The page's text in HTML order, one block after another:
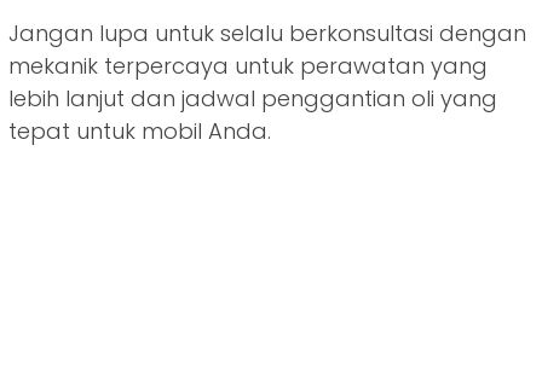
Jangan lupa untuk selalu berkonsultasi dengan
mekanik terpercaya untuk perawatan yang
lebih lanjut dan jadwal penggantian oli yang
tepat untuk mobil Anda.